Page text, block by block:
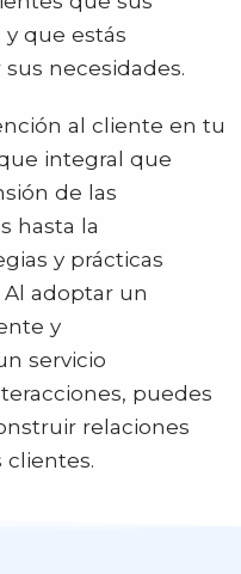
que estás
necesidades.
al cliente en tu
integral que
de las
hasta la
y prácticas
Al adoptar un
y
servicio
puedes
relaciones
clientes.